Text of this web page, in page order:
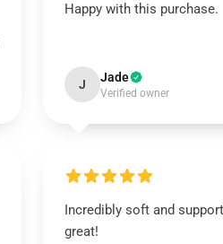
Happy with this purchase.
J Jade
Verified owner
Incredibly soft and
great!